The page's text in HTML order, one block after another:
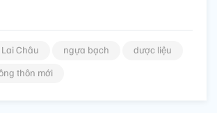
Lai Châu ngựa bạch
dược liệu
thôn mới